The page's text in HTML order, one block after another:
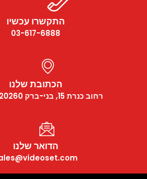
התקשרו עכשיו
03-617-6888
הכתובת שלנו
רחוב כנרת 15, בני-ברק 5120260 ישראל
הדואר שלנו
sales@videoset.com